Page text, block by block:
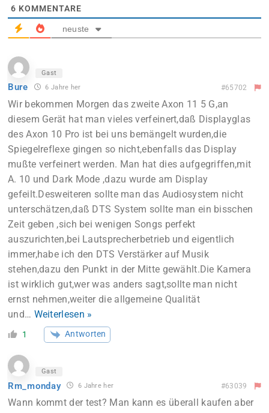
6 KOMMENTARE
neuste
Gast
Bure 6 Jahre her #65702
Wir bekommen Morgen das zweite Axon 11 5 G,an
diesem Gerät hat man vieles verfeinert,daß Displayglas
des Axon 10 Pro ist bei uns bemängelt wurden,die
Spiegelreflexe gingen so nicht,ebenfalls das Display
mußte verfeinert werden. Man hat dies aufgegriffen,mit
A. 10 und Dark Mode ,dazu wurde am Display
gefeilt.Desweiteren sollte man das Audiosystem nicht
unterschätzen,daß DTS System sollte man ein bisschen
Zeit geben ,sich bei wenigen Songs perfekt
auszurichten,bei Lautsprecherbetrieb und eigentlich
immer,habe ich den DTS Verstärker auf Musik
stehen,dazu den Punkt in der Mitte gewählt.Die Kamera
ist wirklich gut,wer was anders sagt,sollte man nicht
ernst nehmen,weiter die allgemeine Qualität
und… Weiterlesen »
1 Antworten
Gast
Rm_monday 6 Jahre her #63039
Wann kommt der test? Man kann es überall kaufen aber